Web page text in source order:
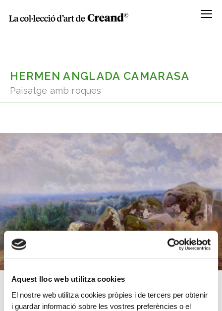
Aquest lloc web utilitza cookies
El nostre web utilitza cookies pròpies i de tercers per obtenir
i guardar informació sobre les vostres preferències o el
Menú
HERMEN ANGLADA CAMARASA
Paisatge amb roques
Any 1893